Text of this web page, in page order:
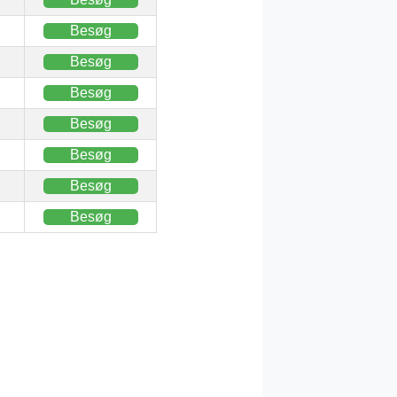
Besøg
Besøg
Besøg
Besøg
Besøg
Besøg
Besøg